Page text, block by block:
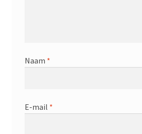
Naam *
E-mail *